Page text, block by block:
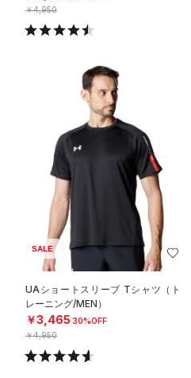
￥4,950
SALE
UAショートスリーブ Tシャツ（ト
レーニング/MEN）
￥3,465 30%OFF
￥4,950